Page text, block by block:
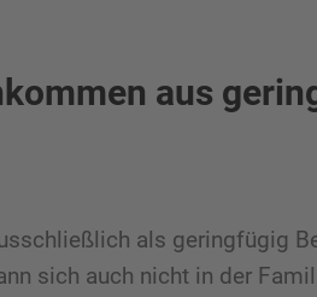
aus
als geringfügig
sich auch nicht in der